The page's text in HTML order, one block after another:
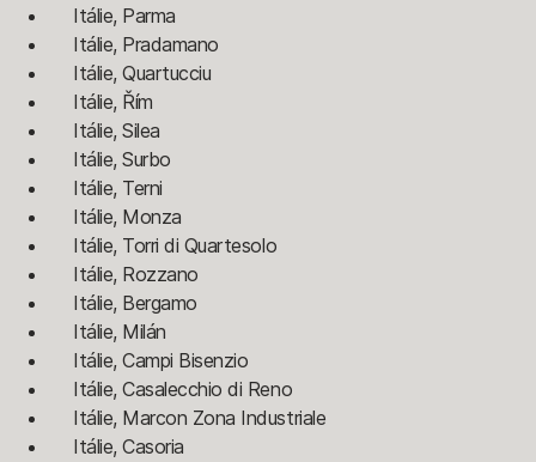
Itálie, Parma
Itálie, Pradamano
Itálie, Quartucciu
Itálie, Řím
Itálie, Silea
Itálie, Surbo
Itálie, Terni
Itálie, Monza
Itálie, Torri di Quartesolo
Itálie, Rozzano
Itálie, Bergamo
Itálie, Milán
Itálie, Campi Bisenzio
Itálie, Casalecchio di Reno
Itálie, Marcon Zona Industriale
Itálie, Casoria